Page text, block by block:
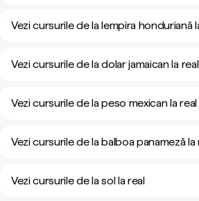
Vezi cursurile de la lempira honduriană
Vezi cursurile de la dolar jamaican la real
Vezi cursurile de la peso mexican la real
Vezi cursurile de la balboa panameză la
Vezi cursurile de la sol la real